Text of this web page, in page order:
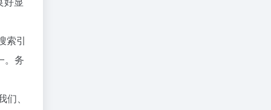
索引
。务
、